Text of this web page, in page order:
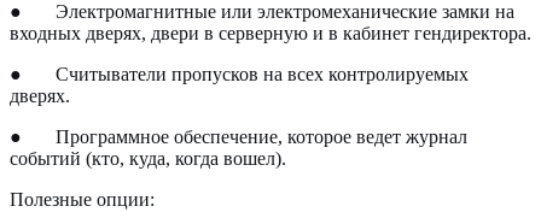
● Электромагнитные или электромеханические замки на
входных дверях, двери в серверную и в кабинет гендиректора.
● Считыватели пропусков на всех контролируемых
дверях.
● Программное обеспечение, которое ведет журнал
событий (кто, куда, когда вошел).
Полезные опции: